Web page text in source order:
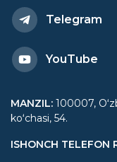
Telegram
YouTube
MANZIL: 100007,
koʻchasi, 54.
ISHONCH TELEFON